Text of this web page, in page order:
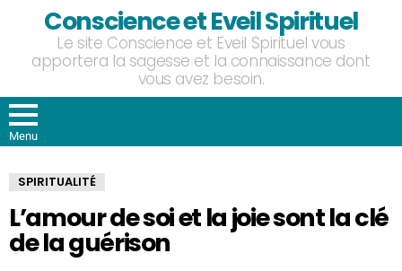
Conscience et Eveil Spirituel
Le site Conscience et Eveil Spirituel vous
apportera la sagesse et la connaissance dont
vous avez besoin.
Menu
SPIRITUALITÉ
L’amour de soi et la joie sont la clé
de la guérison